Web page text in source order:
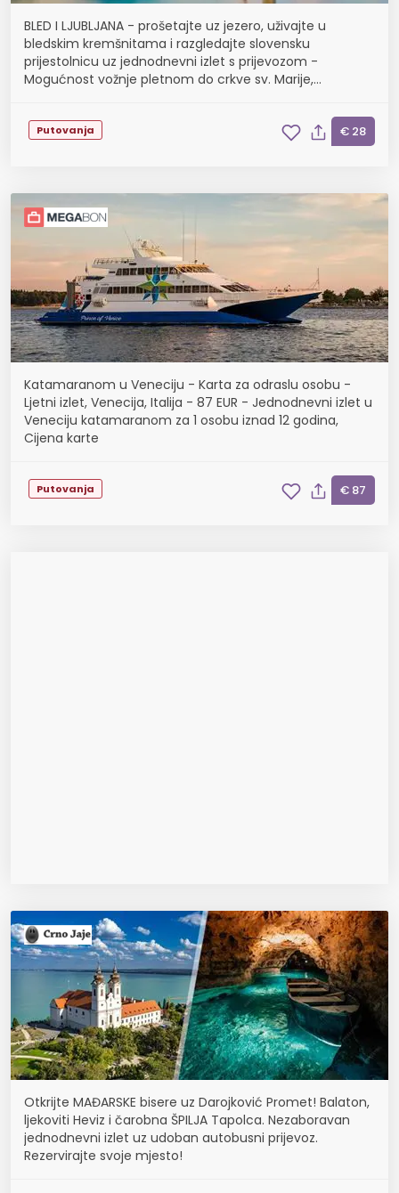
BLED I LJUBLJANA - prošetajte uz jezero, uživajte u
bledskim kremšnitama i razgledajte slovensku
prijestolnicu uz jednodnevni izlet s prijevozom -
Mogućnost vožnje pletnom do crkve sv. Marije,
Putovanja € 28
Katamaranom u Veneciju - Karta za odraslu osobu -
Ljetni izlet, Venecija, Italija - 87 EUR - Jednodnevni izlet u
Veneciju katamaranom za 1 osobu iznad 12 godina,
Cijena karte
Putovanja € 87
Otkrijte MAĐARSKE bisere uz Darojković Promet! Balaton,
ljekoviti Heviz i čarobna ŠPILJA Tapolca. Nezaboravan
jednodnevni izlet uz udoban autobusni prijevoz.
Rezervirajte svoje mjesto!